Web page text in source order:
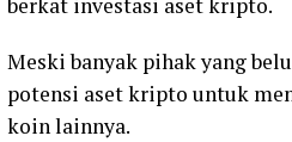
berkat investasi aset kripto.
Meski banyak pihak yang
potensi aset kripto untuk
koin lainnya.